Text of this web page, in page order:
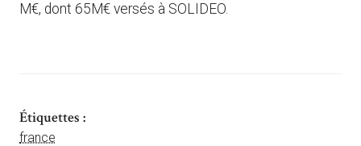
M€, dont 65M€ versés à SOLIDEO.
Étiquettes :
france